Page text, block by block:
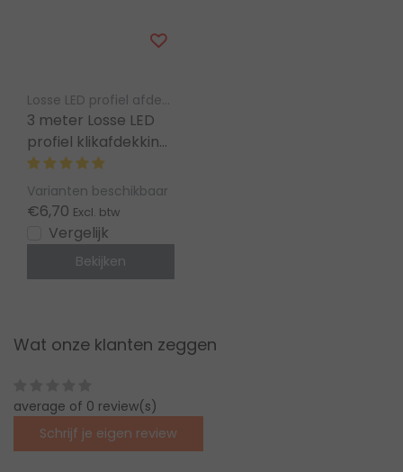
Losse LED profiel afdekking Luksus
3 meter Losse LED
profiel klikafdekking
- Opaal - 11,5 17alu,
c23alu, c23wit,
c23zwart
Varianten beschikbaar
€6,70 Excl. btw
Vergelijk
Bekijken
Wat onze klanten zeggen
average of 0 review(s)
Schrijf je eigen review